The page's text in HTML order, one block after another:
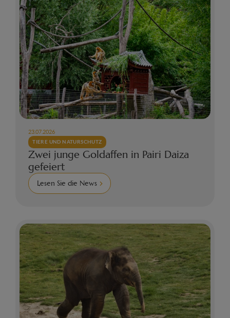
23.07.2026
TIERE UND NATURSCHUTZ
Zwei junge Goldaffen in Pairi Daiza
gefeiert
Lesen Sie die News